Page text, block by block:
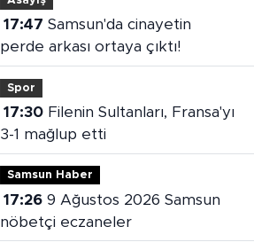
17:47
perde arkası ortaya çıktı!
Spor
17:30Filenin Sultanları, Fransa'yı
3-1 mağlup etti
Samsun Haber
17:269 Ağustos 2026 Samsun
nöbetçi eczaneler